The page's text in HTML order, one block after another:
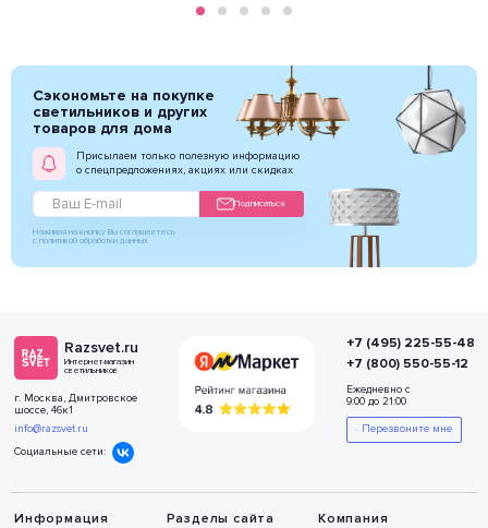
Сэкономьте на покупке
светильников и других
товаров для дома
Присылаем только полезную информацию
о спецпредложениях, акциях или скидках
Подписаться
Нажимая на кнопку Вы соглашаетесь
с политикой обработки данных
Razsvet.ru
Интернет-магазин
светильников
г. Москва, Дмитровское
шоссе, 46к1
info@razsvet.ru
Социальные сети:
Информация Разделы сайта Компания
+7 (495) 225-55-48
+7 (800) 550-55-12
Ежедневно с
9:00 до 21:00
Перезвоните мне